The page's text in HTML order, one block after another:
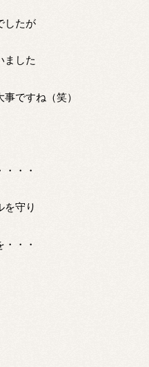
したが
した
ですね（笑）
・・
守り
・・